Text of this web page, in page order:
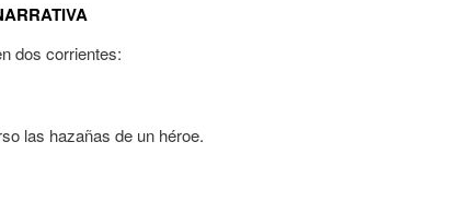
dos corrientes:
las hazañas de un héroe.